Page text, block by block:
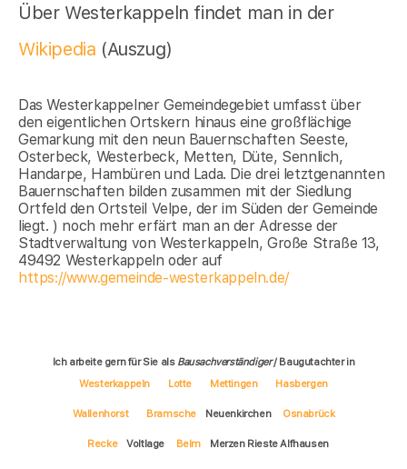
Über Westerkappeln findet man in der
Wikipedia (Auszug)
Das Westerkappelner Gemeindegebiet umfasst über
den eigentlichen Ortskern hinaus eine großflächige
Gemarkung mit den neun Bauernschaften Seeste,
Osterbeck, Westerbeck, Metten, Düte, Sennlich,
Handarpe, Hambüren und Lada. Die drei letztgenannten
Bauernschaften bilden zusammen mit der Siedlung
Ortfeld den Ortsteil Velpe, der im Süden der Gemeinde
liegt. ) noch mehr erfärt man an der Adresse der
Stadtverwaltung von Westerkappeln, Große Straße 13,
49492 Westerkappeln oder auf
https://www.gemeinde-westerkappeln.de/
Ich arbeite gern für Sie als Bausachverständiger/ Baugutachter in
Westerkappeln
Lotte Mettingen Hasbergen
Wallenhorst Bramsche Neuenkirchen Osnabrück
Recke Voltlage Belm Merzen Rieste Alfhausen